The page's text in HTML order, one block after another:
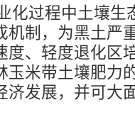
化过程中土壤生
机制，为黑土严
度、轻度退化区
玉米带土壤肥力
济发展，并可大